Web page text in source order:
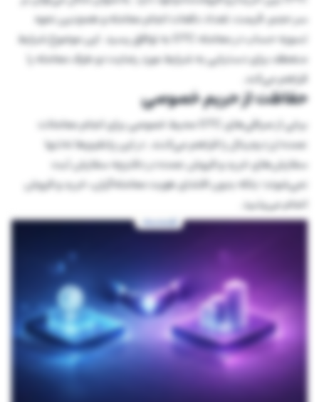
سر حجم، قیمت، تعداد دفعات انجام معامله و همچنین نحوه
تسویه حساب در معامله OTC به توافق رسید. این موضوع شرایط
منعطف برای دستیابی به شرایط مورد رضایت دو طرف معامله را
فراهم می‌کند.
حفاظت از حریم خصوصی
برخی از صرافی‌های OTC محیط خصوصی برای انجام معاملات
عمده ارز دیجیتال را فراهم می‌کنند. در این پلتفرم‌ها نه‌تنها
سفارش‌های خرید و فروش عمده در دفترچه سفارش ثبت
نمی‌شوند؛ بلکه بدون افشای هویت معامله‌گران، خرید و فروش
انجام می‌پذیرد.